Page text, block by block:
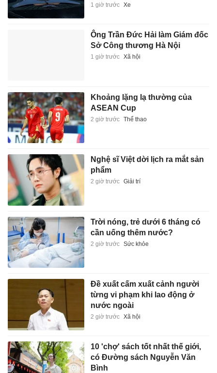
1 giờ trước Xe
Ông Trần Đức Hải làm Giám đốc
Sở Công thương Hà Nội
1 giờ trước Xã hội
Khoảng lặng lạ thường của
ASEAN Cup
2 giờ trước Thể thao
Nghệ sĩ Việt dời lịch ra mắt sản
phẩm
2 giờ trước Giải trí
Trời nóng, trẻ dưới 6 tháng có
cần uống thêm nước?
2 giờ trước Sức khỏe
Đề xuất cấm xuất cảnh người
từng vi phạm khi lao động ở
nước ngoài
2 giờ trước Xã hội
10 'chợ' sách tốt nhất thế giới,
có Đường sách Nguyễn Văn
Bình